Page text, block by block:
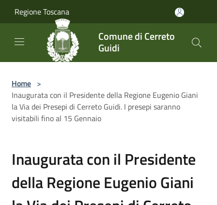
Regione Toscana
Comune di Cerreto
Guidi
Home >
Inaugurata con il Presidente della Regione Eugenio Giani
la Via dei Presepi di Cerreto Guidi. I presepi saranno
visitabili fino al 15 Gennaio
Inaugurata con il Presidente
della Regione Eugenio Giani